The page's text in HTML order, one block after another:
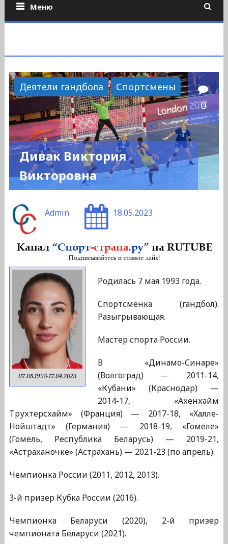
Меню
Деятели гандбола Спортсмены
0
Дивак Виктория
Викторовна
Admin 18.05.2023
07.05.1993-17.04.2023
Родилась 7 мая 1993 года.
Спортсменка (гандбол).
Разыгрывающая.
Мастер спорта России.
В «Динамо-Синаре»
(Волгоград) — 2011-14,
«Кубани» (Краснодар) —
2014-17, «Ахенхайм
Трухтерсхайм» (Франция) — 2017-18, «Халле-
Нойштадт» (Германия) — 2018-19, «Гомеле»
(Гомель, Республика Беларусь) — 2019-21,
«Астраханочке» (Астрахань) — 2021-23 (по апрель).
Чемпионка России (2011, 2012, 2013).
3-й призер Кубка России (2016).
Чемпионка Беларуси (2020), 2-й призер
чемпионата Беларуси (2021).